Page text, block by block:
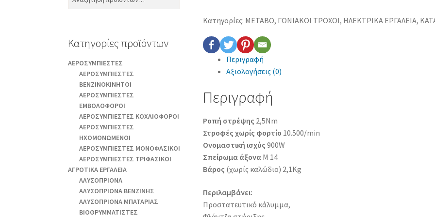
Κατηγορίες: METABO, ΓΩΝΙΑΚΟΙ ΤΡΟΧΟΙ, ΗΛΕΚΤΡΙΚΑ ΕΡΓΑΛΕΙΑ,
Περιγραφή
Αξιολογήσεις (0)
Περιγραφή
Ροπή στρέψης 2,5Nm
Στροφές χωρίς φορτίο 10.500/min
Ονομαστική ισχύς 900W
Σπείρωμα άξοναM 14
Βάρος (χωρίς καλώδιο) 2,1Kg
Περιλαμβάνει:
Προστατευτικό κάλυμμα,
Κατηγορίες προϊόντων
AEΡΟΣΥΜΠΙΕΣΤΕΣ
AEΡΟΣΥΜΠΙΕΣΤΕΣ
ΒΕΝΖΙΝΟΚΙΝΗΤΟΙ
AEΡΟΣΥΜΠΙΕΣΤΕΣ
ΕΜΒΟΛΟΦΟΡΟΙ
AEΡΟΣΥΜΠΙΕΣΤΕΣ ΚΟΧΛΙΟΦΟΡΟΙ
ΑΕΡΟΣΥΜΠΙΕΣΤΕΣ
ΗΧΟΜΟΝΩΜΕΝΟΙ
ΑΕΡΟΣΥΜΠΙΕΣΤΕΣ ΜΟΝΟΦΑΣΙΚΟΙ
ΑΕΡΟΣΥΜΠΙΕΣΤΕΣ ΤΡΙΦΑΣΙΚΟΙ
ΑΓΡΟΤΙΚΑ ΕΡΓΑΛΕΙΑ
AΛΥΣΟΠΡΙΟΝΑ
AΛΥΣΟΠΡΙΟΝΑ ΒΕΝΖΙΝΗΣ
AΛΥΣΟΠΡΙΟΝΑ ΜΠΑΤΑΡΙΑΣ
ΒΙΟΘΡΥΜΜΑΤΙΣΤΕΣ